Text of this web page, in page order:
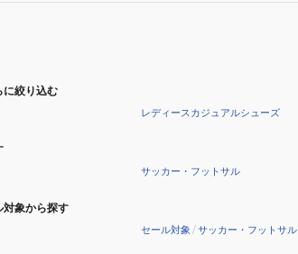
に絞り込む
レディースカジュアルシューズ
サッカー・フットサル
対象から探す
セール対象 /サッカー・フットサル